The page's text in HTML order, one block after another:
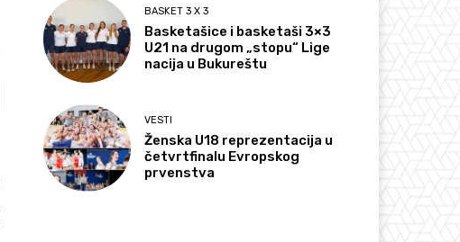
BASKET 3 X 3
Basketašice i basketaši 3×3
U21 na drugom „stopu“ Lige
nacija u Bukureštu
VESTI
Ženska U18 reprezentacija u
četvrtfinalu Evropskog
prvenstva